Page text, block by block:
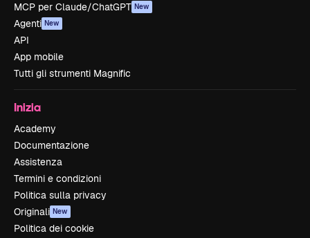
MCP per Claude/ChatGPT New
Agenti New
API
App mobile
Tutti gli strumenti Magnific
Inizia
Academy
Documentazione
Assistenza
Termini e condizioni
Politica sulla privacy
Originali New
Politica dei cookie